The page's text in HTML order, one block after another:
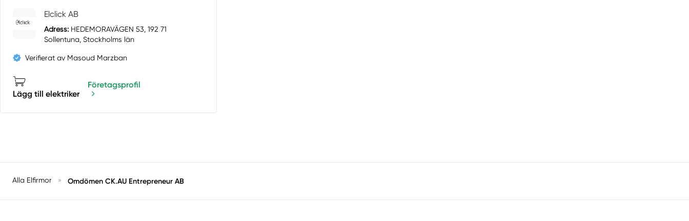
Elclick AB
Adress:HEDEMORAVÄGEN 53, 192 71
Sollentuna, Stockholms län
Verifierat av Masoud Marzban
Lägg till elektriker
Företagsprofil
Alla Elfirmor » Omdömen CK.AU Entrepreneur AB